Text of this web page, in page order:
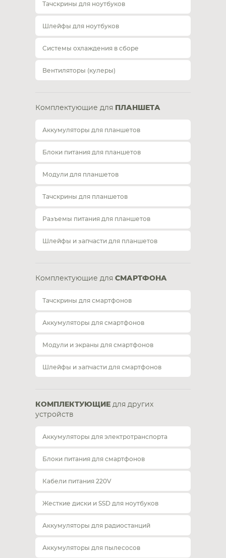
Тачскрины для ноутбуков
Шлейфы для ноутбуков
Системы охлаждения в сборе
Вентиляторы (кулеры)
Комплектующие для ПЛАНШЕТА
Аккумуляторы для планшетов
Блоки питания для планшетов
Модули для планшетов
Тачскрины для планшетов
Разъемы питания для планшетов
Шлейфы и запчасти для планшетов
Комплектующие для СМАРТФОНА
Тачскрины для смартфонов
Аккумуляторы для смартфонов
Модули и экраны для смартфонов
Шлейфы и запчасти для смартфонов
КОМПЛЕКТУЮЩИЕ для других
устройств
Аккумуляторы для электротранспорта
Блоки питания для смартфонов
Кабели питания 220V
Жесткие диски и SSD для ноутбуков
Аккумуляторы для радиостанций
Аккумуляторы для пылесосов